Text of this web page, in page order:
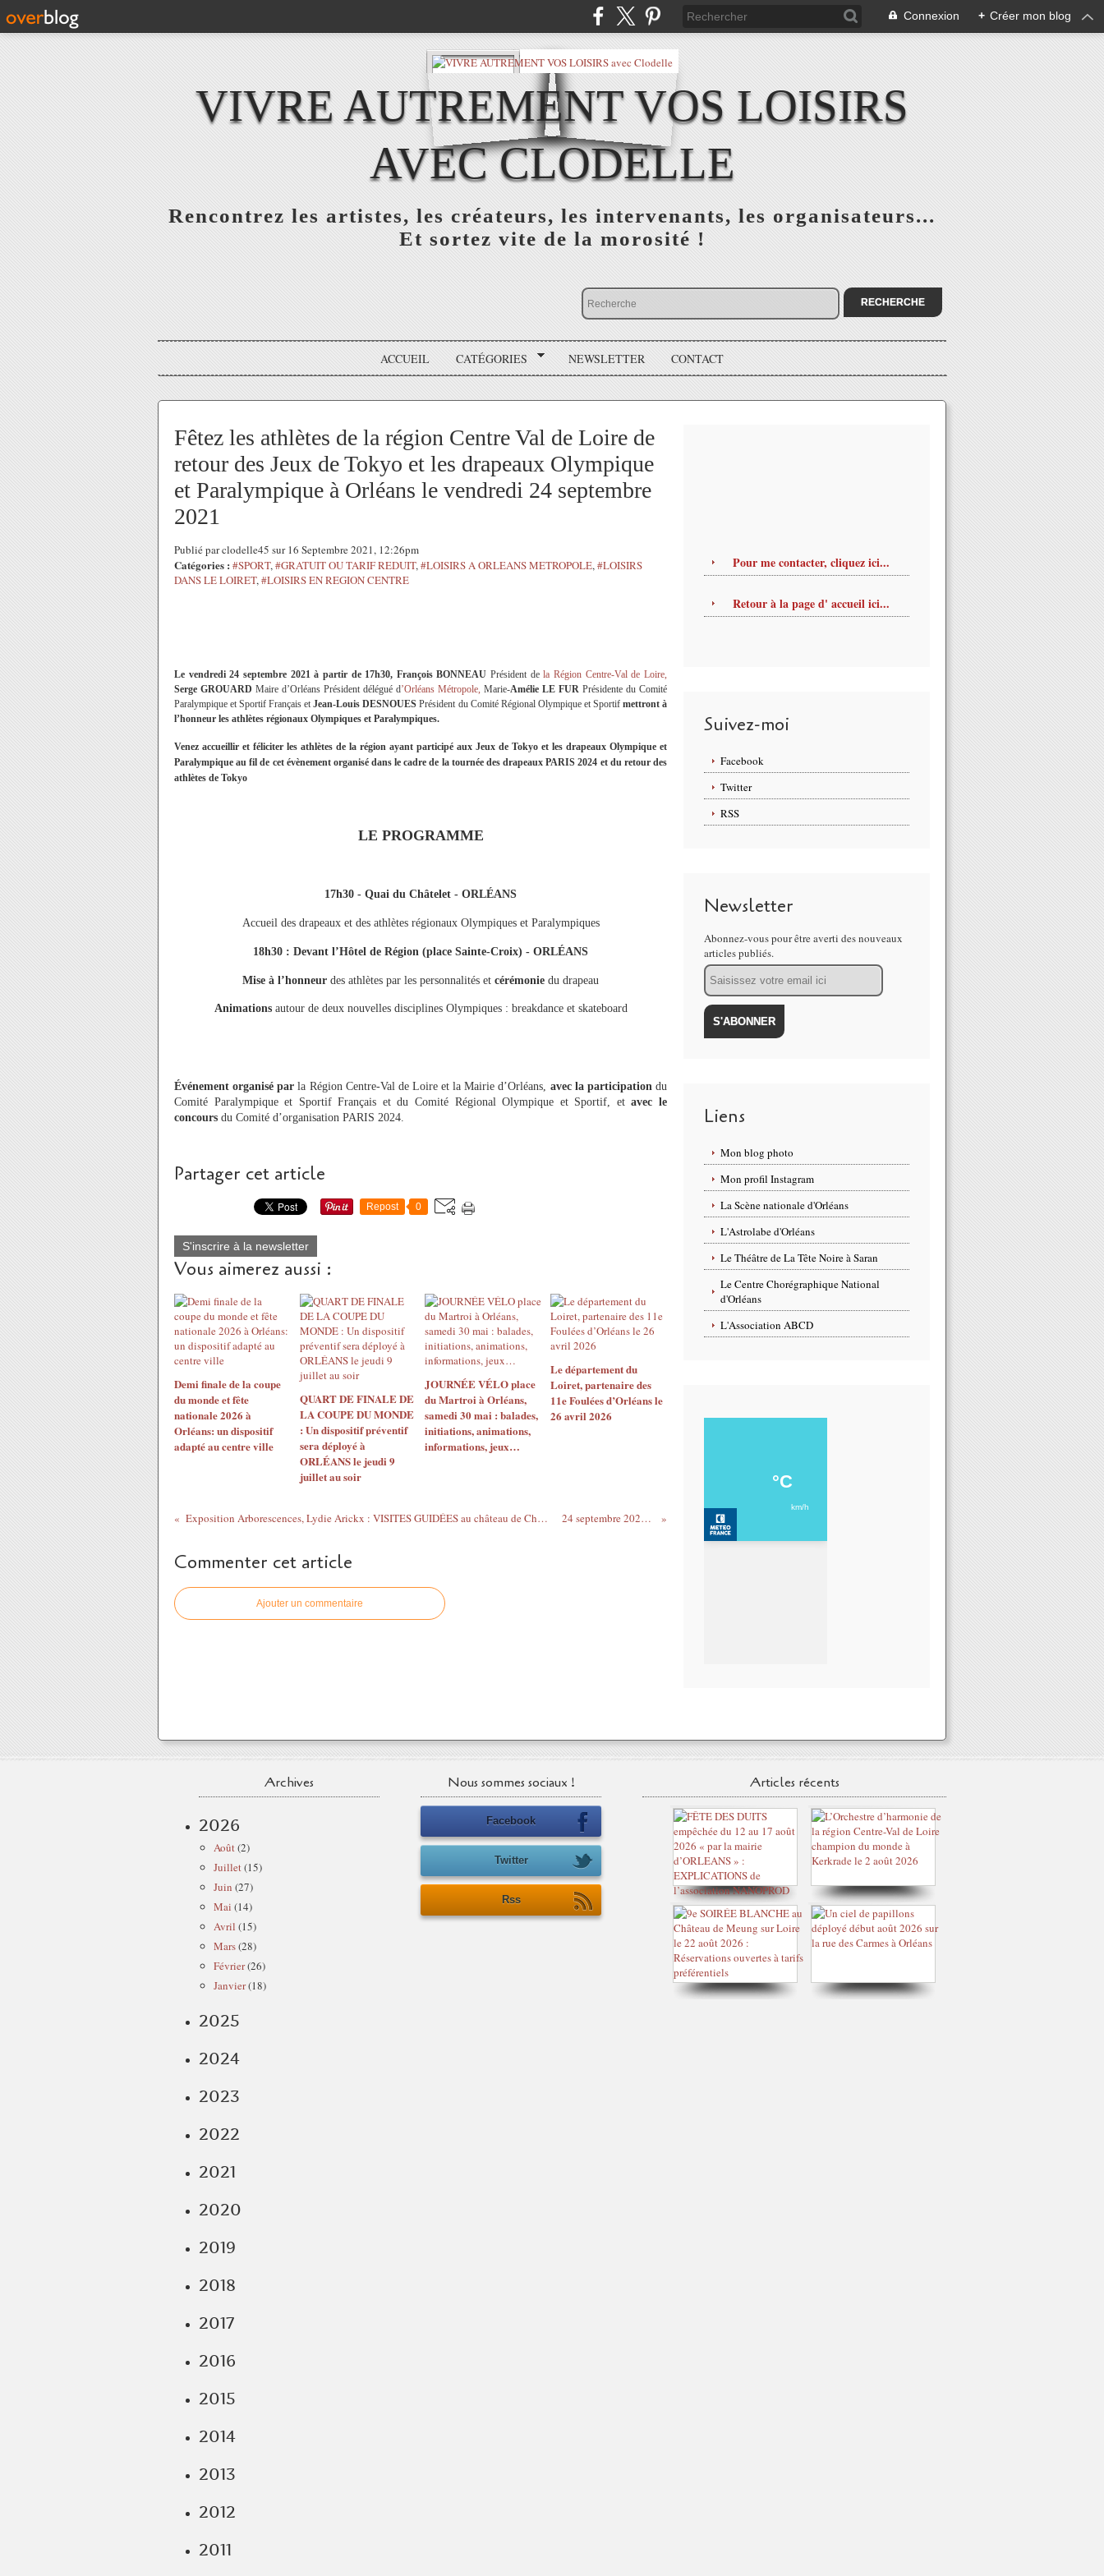
Connexion + Créer mon blog
VIVRE AUTREMENT VOS LOISIRS
AVEC CLODELLE
Rencontrez les artistes, les créateurs, les intervenants, les organisateurs...
Et sortez vite de la morosité !
ACCUEIL CATÉGORIES NEWSLETTER CONTACT
Fêtez les athlètes de la région Centre Val de Loire de
retour des Jeux de Tokyo et les drapeaux Olympique
et Paralympique à Orléans le vendredi 24 septembre
2021
Publié par clodelle45 sur 16 Septembre 2021, 12:26pm
Catégories : #SPORT,#GRATUIT OU TARIF REDUIT,#LOISIRS A ORLEANS METROPOLE,#LOISIRS
DANS LE LOIRET,#LOISIRS EN REGION CENTRE
Le vendredi 24 septembre 2021 à partir de 17h30, François BONNEAU Président dela Région Centre-Val de Loire,
Serge GROUARD Maire d’Orléans Président délégué d’Orléans Métropole, Marie-Amélie LE FUR Présidente du Comité
Paralympique et Sportif Français etJean-Louis DESNOUESPrésident du Comité Régional Olympique et Sportif mettront à
l’honneur les athlètes régionaux Olympiques et Paralympiques.
Venez accueillir et féliciter les athlètes de la région ayant participé aux Jeux de Tokyo et les drapeaux Olympique et
Paralympique au fil de cet évènement organisé dans le cadre de la tournée des drapeaux PARIS 2024 et du retour des
athlètes de Tokyo
LE PROGRAMME
17h30 - Quai du Châtelet - ORLÉANS
Accueil des drapeaux et des athlètes régionaux Olympiques et Paralympiques
18h30 : Devant l’Hôtel de Région (place Sainte-Croix) - ORLÉANS
Mise à l’honneur des athlètes par les personnalités et cérémonie du drapeau
Animationsautour de deux nouvelles disciplines Olympiques : breakdance et skateboard
Événement organisé parla Région Centre-Val de Loire et la Mairie d’Orléans, avec la participationdu
Comité Paralympique et Sportif Français et du Comité Régional Olympique et Sportif, etavec le
concours du Comité d’organisation PARIS 2024.
Partager cet article
Repost 0
S'inscrire à la newsletter
Vous aimerez aussi :
Demi finale de la coupe
du monde et fête
nationale 2026 à
Orléans: un dispositif
adapté au centre ville
QUART DE FINALE DE
LA COUPE DU MONDE
: Un dispositif préventif
sera déployé à
ORLÉANS le jeudi 9
juillet au soir
JOURNÉE VÉLO place
du Martroi à Orléans,
samedi 30 mai : balades,
initiations, animations,
informations, jeux…
Le département du
Loiret, partenaire des
11e Foulées d’Orléans le
26 avril 2026
Exposition Arborescences, Lydie Arickx : VISITES GUIDÉES au château de Chambord en présence de l’artiste lors des Journées européennes du patrimoine + les 3 et 17 octobre 24 septembre 2021 félicitez les athlètes ayant...
Commenter cet article
Ajouter un commentaire
Pour me contacter, cliquez ici...
Retour à la page d' accueil ici...
Suivez-moi
Facebook
Twitter
RSS
Newsletter
Abonnez-vous pour être averti des nouveaux
articles publiés.
Email
Liens
Mon blog photo
Mon profil Instagram
La Scène nationale d'Orléans
L'Astrolabe d'Orléans
Le Théâtre de La Tête Noire à Saran
Le Centre Chorégraphique National
d'Orléans
L'Association ABCD
Archives
2026
Août(2)
Juillet(15)
Juin (27)
Mai (14)
Avril (15)
Mars(28)
Février(26)
Janvier(18)
2025
2024
2023
2022
2021
2020
2019
2018
2017
2016
2015
2014
2013
2012
2011
Nous sommes sociaux !
Facebook
Twitter
Rss
Articles récents